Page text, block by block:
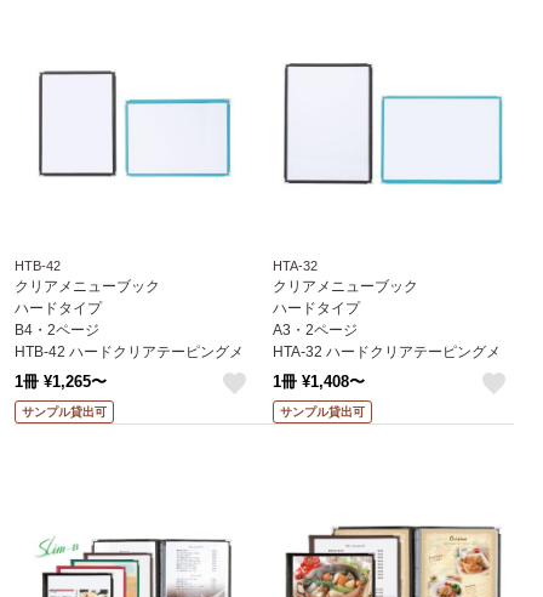
HTB-42
クリアメニューブック
ハードタイプ
B4・2ページ
HTB-42 ハードクリアテーピングメ
ニュー えいむ(Aim)
1冊 ¥1,265〜
サンプル貸出可
HTA-32
クリアメニューブック
ハードタイプ
A3・2ページ
HTA-32 ハードクリアテーピングメ
ニュー えいむ(Aim)
1冊 ¥1,408〜
サンプル貸出可